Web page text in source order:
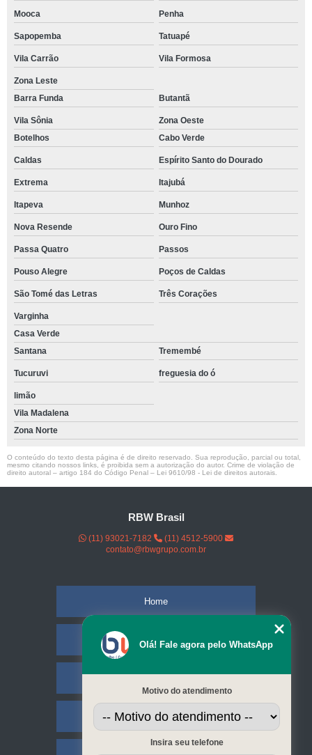
Mooca Penha
Sapopemba Tatuapé
Vila Carrão Vila Formosa
Zona Leste
Barra Funda
Butantã
Vila Sônia
Zona Oeste
Botelhos
Cabo Verde
Caldas Espírito Santo do Dourado
Extrema Itajubá
Itapeva Munhoz
Nova Resende Ouro Fino
Passa Quatro Passos
Pouso Alegre Poços de Caldas
São Tomé das Letras Três Corações
Varginha
Casa Verde
Santana
Tremembé
Tucuruvi freguesia do ó
limão
Vila Madalena
Zona Norte
O conteúdo do texto desta página é de direito reservado. Sua reprodução, parcial ou total,
mesmo citando nossos links, é proibida sem a autorização do autor. Crime de violação de
direito autoral – artigo 184 do Código Penal – Lei 9610/98 - Lei de direitos autorais
RBW Brasil
(11) 93021-7182
(11) 4512-5900
contato@rbwgrupo.com.br
Home
Empresa
Serviços
Olá! Fale agora pelo WhatsApp
Motivo do atendimento
Insira seu telefone